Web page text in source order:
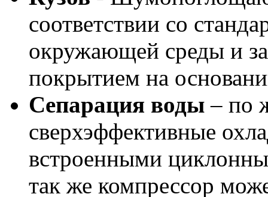
соответствии со
окружающей среды и
покрытием на
Сепарация воды – по
сверхэффективные
встроенными
так же компрессор